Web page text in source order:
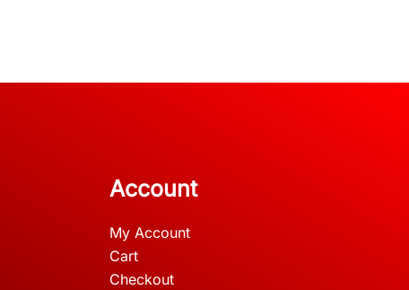
Account
My Account
Cart
Checkout